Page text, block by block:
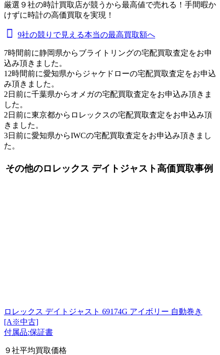
厳選９社の時計買取店が競うから最高値で売れる！手間暇か
けずに時計の高価買取を実現！
9社の競りで見える本当の最高買取額へ
7時間前に静岡県からブライトリングの宅配買取査定をお申
込み頂きました。
12時間前に愛知県からジャケドローの宅配買取査定をお申込
み頂きました。
2日前に千葉県からオメガの宅配買取査定をお申込み頂きま
した。
2日前に東京都からロレックスの宅配買取査定をお申込み頂
きました。
3日前に愛知県からIWCの宅配買取査定をお申込み頂きまし
た。
その他のロレックス デイトジャスト高価買取事例
ロレックス デイトジャスト 69174G アイボリー 自動巻き
[A※中古]
付属品:保証書
９社平均買取価格